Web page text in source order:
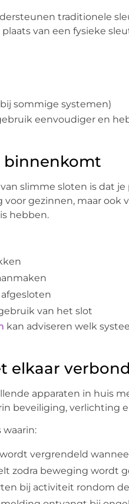
traditionele
van een fysieke
sommige systemen)
eenvoudiger en
binnenkomt
slimme sloten is dat
gezinnen, maar ook
hebben.
van het slot
kan adviseren welk
elkaar
apparaten in huis
beveiliging, verlichting
vergrendeld
zodra beweging wordt
bij activiteit rondom